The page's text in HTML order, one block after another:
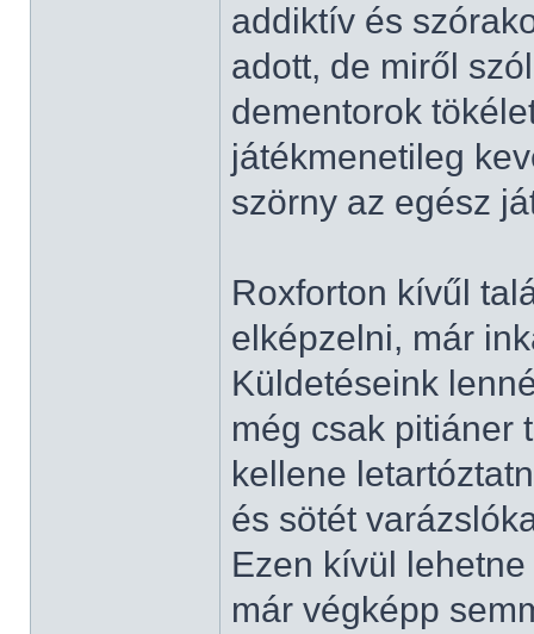
addiktív és
adott, de miről
dementorok
játékmenetileg
szörny az egész
Roxforton kívűl
elképzelni, már
Küldetéseink
még csak pitiáner
kellene
és sötét
Ezen kívül
már végképp